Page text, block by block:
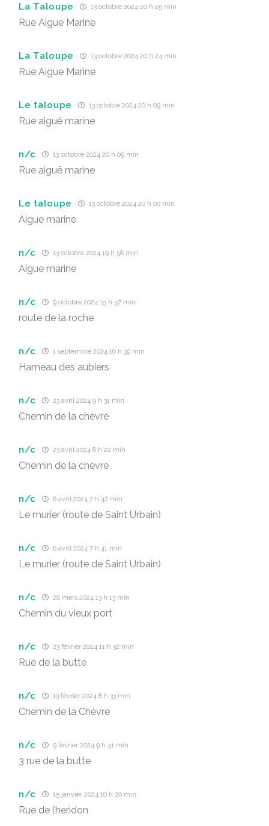
La Taloupe 13 octobre 2024 20 h 25 min
Rue Aigue Marine
La Taloupe 13 octobre 2024 20 h 24 min
Rue Aigue Marine
Le taloupe 13 octobre 2024 20 h 09 min
Rue aiguë marine
n/c 13 octobre 2024 20 h 09 min
Rue aiguë marine
Le taloupe 13 octobre 2024 20 h 00 min
Aigue marine
n/c 13 octobre 2024 19 h 58 min
Aigue marine
n/c 9 octobre 2024 15 h 57 min
route de la roche
n/c 1 septembre 2024 16 h 39 min
Hameau des aubiers
n/c 23 avril 2024 9 h 31 min
Chemin de la chèvre
n/c 23 avril 2024 8 h 22 min
Chemin de la chèvre
n/c 6 avril 2024 7 h 42 min
Le murier (route de Saint Urbain)
n/c 6 avril 2024 7 h 41 min
Le murier (route de Saint Urbain)
n/c 28 mars 2024 13 h 13 min
Chemin du vieux port
n/c 23 février 2024 11 h 32 min
Rue de la butte
n/c 13 février 2024 8 h 33 min
Chemin de la Chèvre
n/c 9 février 2024 9 h 41 min
3 rue de la butte
n/c 15 janvier 2024 10 h 20 min
Rue de l’heridon